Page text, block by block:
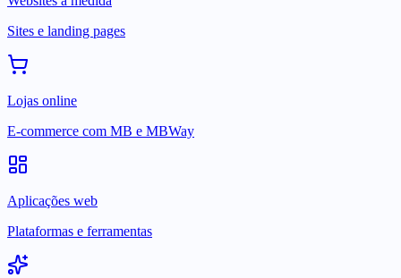
Sites e landing pages
Lojas online
E-commerce com MB e MBWay
Aplicações web
Plataformas e ferramentas